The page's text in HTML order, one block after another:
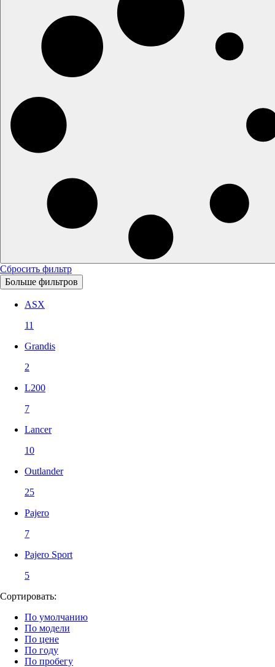
Сбросить фильтр
Больше фильтров
ASX
11
Grandis
2
L200
7
Lancer
10
Outlander
25
Pajero
7
Pajero Sport
5
Сортировать:
По умолчанию
По модели
По цене
По году
По пробегу